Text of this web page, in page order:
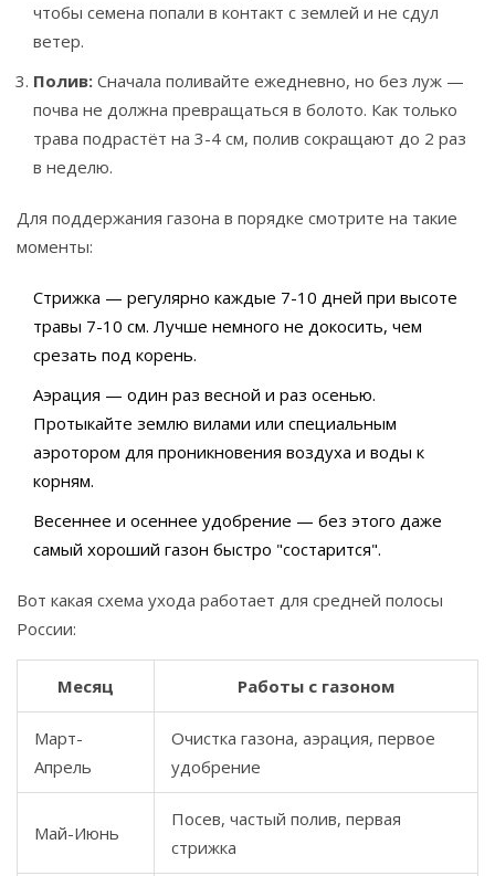
чтобы семена попали в контакт с землей и не сдул
ветер.
Полив: Сначала поливайте ежедневно, но без луж —
почва не должна превращаться в болото. Как только
трава подрастёт на 3-4 см, полив сокращают до 2 раз
в неделю.
Для поддержания газона в порядке смотрите на такие
моменты:
Стрижка — регулярно каждые 7-10 дней при высоте
травы 7-10 см. Лучше немного не докосить, чем
срезать под корень.
Аэрация — один раз весной и раз осенью.
Протыкайте землю вилами или специальным
аэротором для проникновения воздуха и воды к
корням.
Весеннее и осеннее удобрение — без этого даже
самый хороший газон быстро "состарится".
Вот какая схема ухода работает для средней полосы
России:
Месяц Работы с газоном
Март-
Апрель
Очистка газона, аэрация, первое
удобрение
Май-Июнь
Посев, частый полив, первая
стрижка